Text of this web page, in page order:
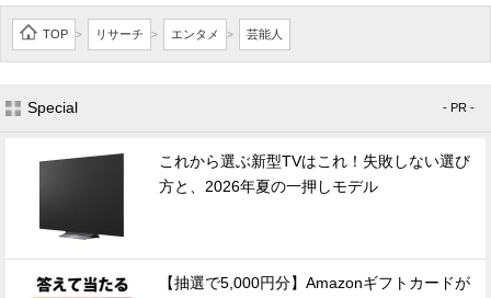
TOP > リサーチ > エンタメ > 芸能人
Special - PR -
これから選ぶ新型TVはこれ！失敗しない選び
方と、2026年夏の一押しモデル
【抽選で5,000円分】Amazonギフトカードが